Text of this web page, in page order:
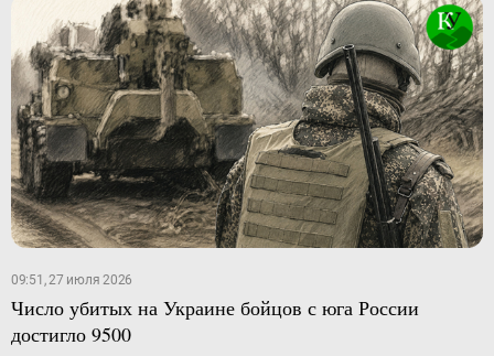
09:51, 27 июля 2026
Число убитых на Украине бойцов с юга России
достигло 9500